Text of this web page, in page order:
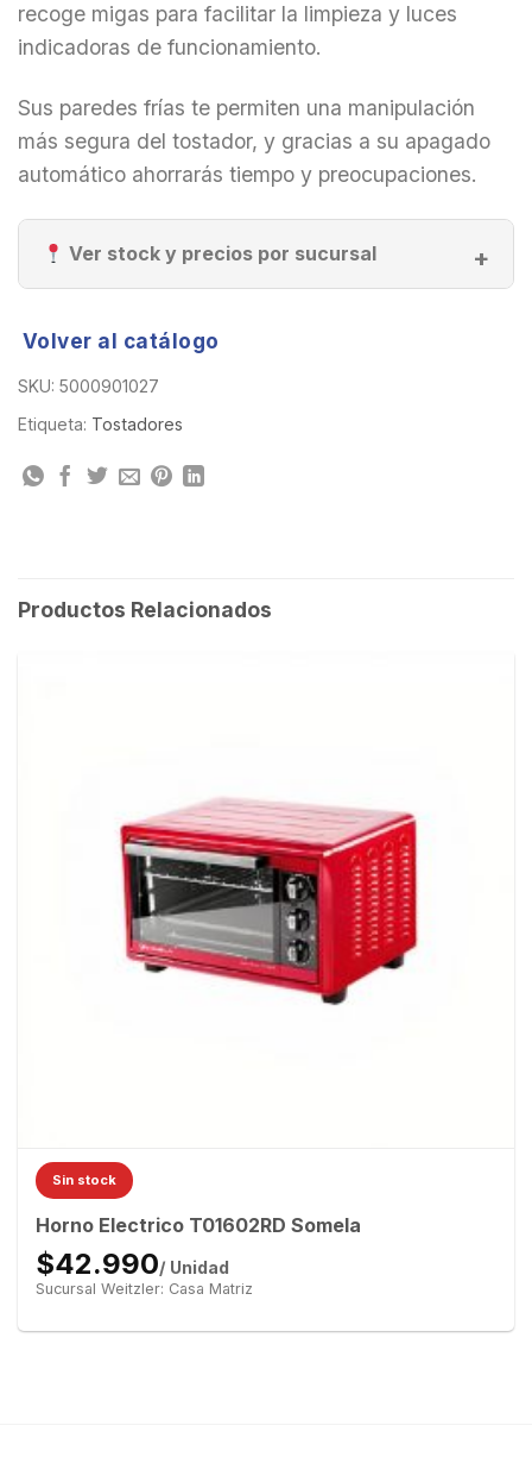
recoge migas para facilitar la limpieza y luces
indicadoras de funcionamiento.
Sus paredes frías te permiten una manipulación
más segura del tostador, y gracias a su apagado
automático ahorrarás tiempo y preocupaciones.
Ver stock y precios por sucursal
Volver al catálogo
SKU: 5000901027
Etiqueta: Tostadores
Productos Relacionados
Sin stock
Horno Electrico T01602RD Somela
$42.990/ Unidad
Sucursal Weitzler: Casa Matriz